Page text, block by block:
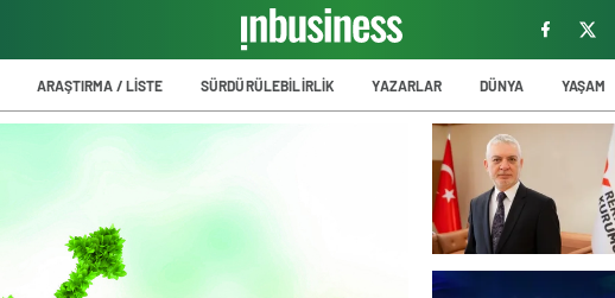
ARAŞTIRMA / LİSTE SÜRDÜRÜLEBİLİRLİK YAZARLAR DÜNYA YAŞAM